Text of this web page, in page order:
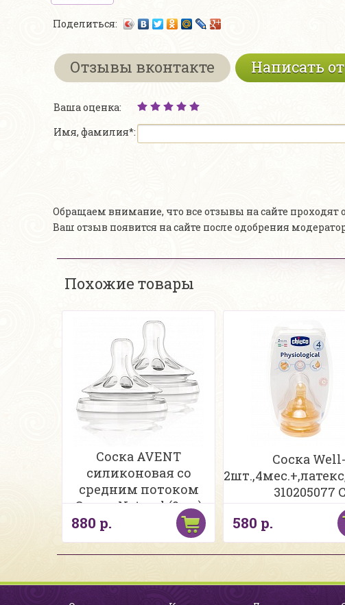
Поделиться:
Отзывы вконтакте Написать
Ваша оценка:
Имя, фамилия*:
Обращаем внимание, что все отзывы на сайте
Ваш отзыв появится на сайте после одобрения
Похожие товары
Соска AVENT
силиконовая со
средним потоком
Серия Natural (2шт)
880 р.
Соска
310205077
580 р.